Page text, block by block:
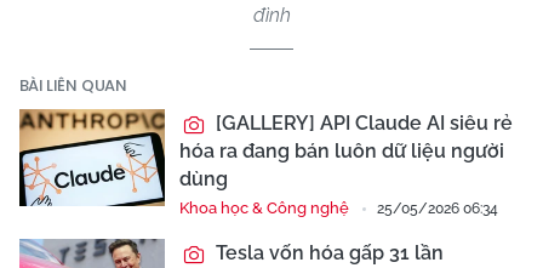
đình
BÀI LIÊN QUAN
[GALLERY] API Claude AI siêu rẻ
hóa ra đang bán luôn dữ liệu người
dùng
Khoa học & Công nghệ 25/05/2026 06:34
Tesla vốn hóa gấp 31 lần